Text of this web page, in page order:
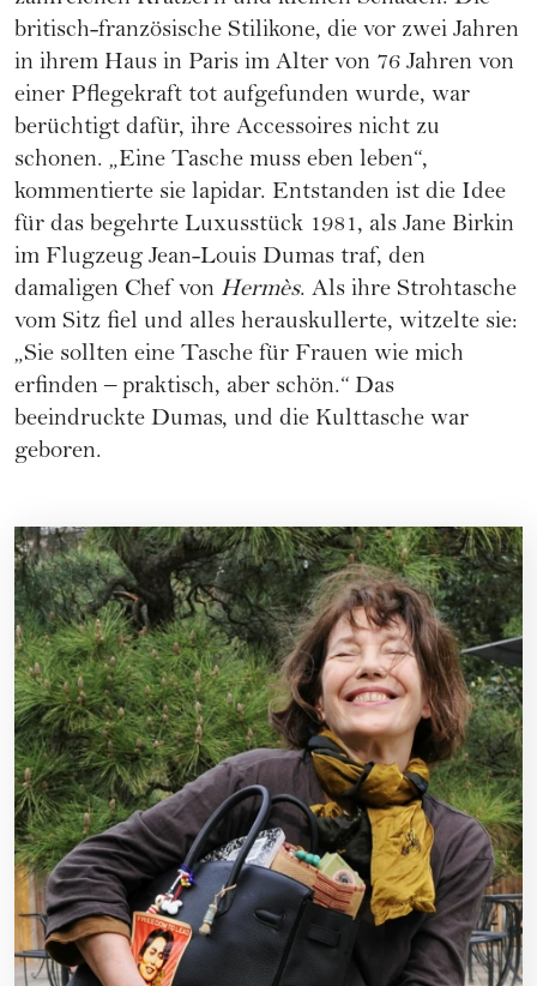
britisch-französische Stilikone, die vor zwei Jahren
in ihrem Haus in Paris im Alter von 76 Jahren von
einer Pflegekraft tot aufgefunden wurde, war
berüchtigt dafür, ihre Accessoires nicht zu
schonen. „Eine Tasche muss eben leben“,
kommentierte sie lapidar. Entstanden ist die Idee
für das begehrte Luxusstück 1981, als Jane Birkin
im Flugzeug Jean-Louis Dumas traf, den
damaligen Chef von Hermès. Als ihre Strohtasche
vom Sitz fiel und alles herauskullerte, witzelte sie:
„Sie sollten eine Tasche für Frauen wie mich
erfinden – praktisch, aber schön.“ Das
beeindruckte Dumas, und die Kulttasche war
geboren.